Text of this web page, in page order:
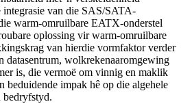
integrasie van die SAS/SATA-
warm-omruilbare EATX-onderstel
oplossing vir warm-omruilbare
van hierdie vormfaktor verder
datasentrum, wolkrekenaaromgewing
is, die vermoë om vinnig en maklik
beduidende impak hê op die algehele
bedryfstyd.